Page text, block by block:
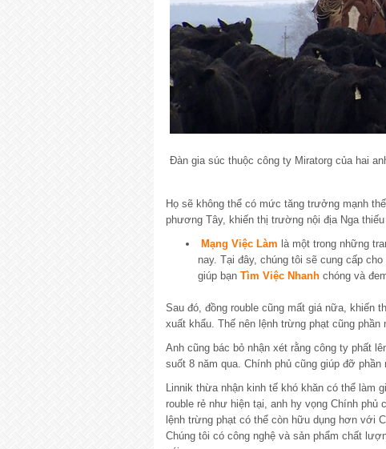
Đàn gia súc thuộc công ty Miratorg của hai
Họ sẽ không thể có mức tăng trưởng mạnh
phương Tây, khiến thị trường nội địa Nga
Mạng Việc Làm là một trong những
nay. Tại đây, chúng tôi sẽ cung cấp
giúp bạn Tìm Việc Nhanh chóng và
Sau đó, đồng rouble cũng mất giá nữa, khiến
xuất khẩu. Thế nên lệnh trừng phạt cũng phần
Anh cũng bác bỏ nhận xét rằng công ty phất
suốt 8 năm qua. Chính phủ cũng giúp đỡ phần
Linnik thừa nhận kinh tế khó khăn có thể làm
rouble rẻ như hiện tại, anh hy vọng Chính
lệnh trừng phạt có thể còn hữu dụng hơn với
Chúng tôi có công nghệ và sản phẩm chất